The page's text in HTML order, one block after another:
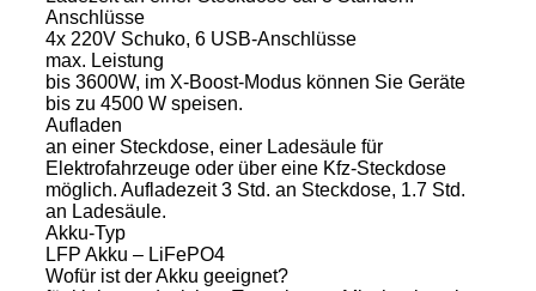
Anschlüsse
4x 220V Schuko, 6 USB-Anschlüsse
max. Leistung
bis 3600W, im X-Boost-Modus können Sie Geräte
bis zu 4500 W speisen.
Aufladen
an einer Steckdose, einer Ladesäule für
Elektrofahrzeuge oder über eine Kfz-Steckdose
möglich. Aufladezeit 3 Std. an Steckdose, 1.7 Std.
an Ladesäule.
Akku-Typ
LFP Akku – LiFePO4
Wofür ist der Akku geeignet?